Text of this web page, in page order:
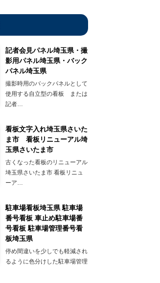
記者会見パネル埼玉県・撮
影用パネル埼玉県・バック
パネル埼玉県
撮影時用のバックパネルとして
使用する自立型の看板 または
記者…
看板文字入れ埼玉県さいた
ま市 看板リニューアル埼
玉県さいたま市
古くなった看板のリニューアル
埼玉県さいたま市 看板リニュ
ーア…
駐車場看板埼玉県 駐車場
番号看板 車止め駐車場番
号看板 駐車場管理番号看
板埼玉県
停め間違いを少しでも軽減され
るように色分けした駐車場管理